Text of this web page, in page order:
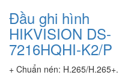
Đầu ghi hình
HIKVISION DS-
7216HQHI-K2/P
+ Chuẩn nén: H.265/H.265+.